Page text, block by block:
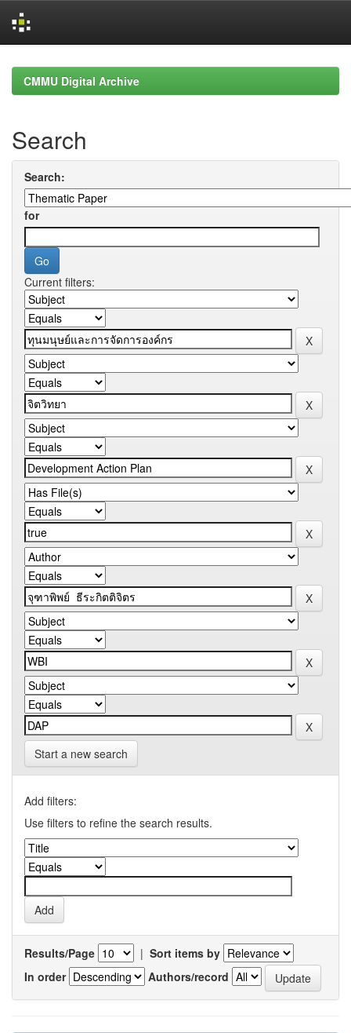
navigationCMMU Digital Archive
Search
Search:
for
Current filters:
Start a new search
Add filters:
Use filters to refine the search results.
Results/Page | Sort items by
In order
Authors/record